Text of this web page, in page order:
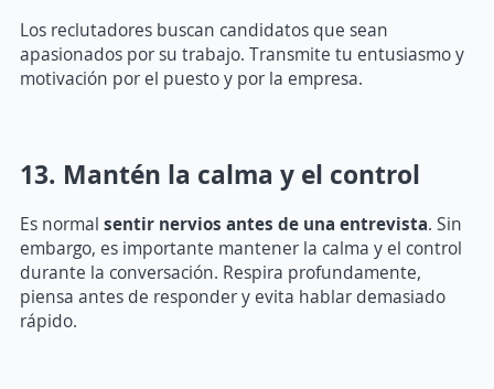
Los reclutadores buscan candidatos que sean
apasionados por su trabajo. Transmite tu entusiasmo y
motivación por el puesto y por la empresa.
13. Mantén la calma y el control
Es normal sentir nervios antes de una entrevista. Sin
embargo, es importante mantener la calma y el control
durante la conversación. Respira profundamente,
piensa antes de responder y evita hablar demasiado
rápido.